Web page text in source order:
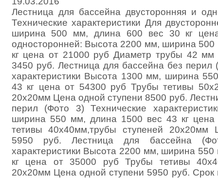
Лестница для бассейна двусторонняя и
Технические характеристики Для
ширина 500 мм, длина 600 вес 30 кг
односторонней: Высота 2200 мм, ширина
кг цена от 21000 руб Диаметр трубы 42 мм
3450 руб. Лестница для бассейна без перил
характеристики Высота 1300 мм, ширина
43 кг цена от 54300 руб Трубы тетивы
20х20мм Цена одной ступени 8500 руб.
перил (Фото 3) Технические
ширина 550 мм, длина 1500 вес 43 кг
тетивы 40х40мм,трубы ступеней 20х20мм
5950 руб. Лестница для бассейна
характеристики Высота 2200 мм, ширина
кг цена от 35000 руб Трубы тетивы
20х20мм Цена одной ступени 5950 руб. Срок